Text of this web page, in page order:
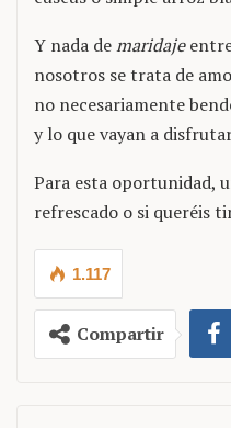
Y nada demaridaje
nosotros se trata de
no necesariamente
y lo que vayan a
Para esta oportunidad,
refrescado o si queréis
1.117
Compartir